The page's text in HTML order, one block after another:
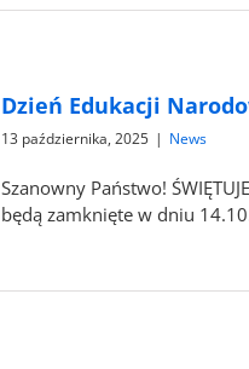
Dzień Edukacji
13 października, 2025 | News
Szanowny Państwo!
będą zamknięte w dniu